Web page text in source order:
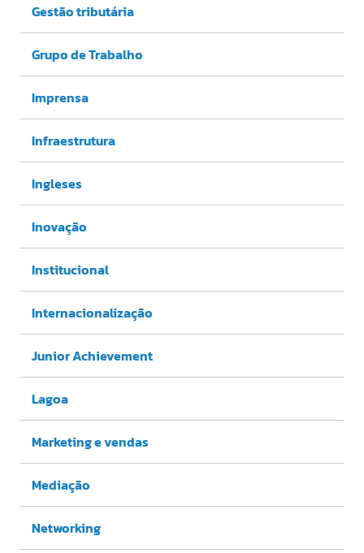
Gestão tributária
Grupo de Trabalho
Imprensa
Infraestrutura
Ingleses
Inovação
Institucional
Internacionalização
Junior Achievement
Lagoa
Marketing e vendas
Mediação
Networking